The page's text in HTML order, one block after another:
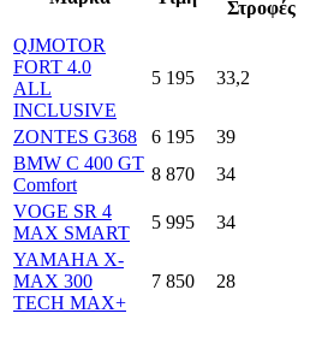
Στροφές
QJMOTOR
FORT 4.0
ALL
INCLUSIVE
5 195 33,2
ZONTES G368 6 195 39
BMW C 400 GT
Comfort
8 870 34
VOGE SR 4
MAX SMART
5 995 34
YAMAHA X-
MAX 300
TECH MAX+
7 850 28